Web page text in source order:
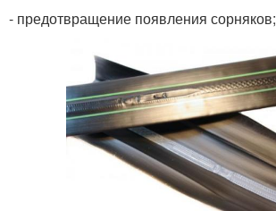
- предотвращение появления сорняков;